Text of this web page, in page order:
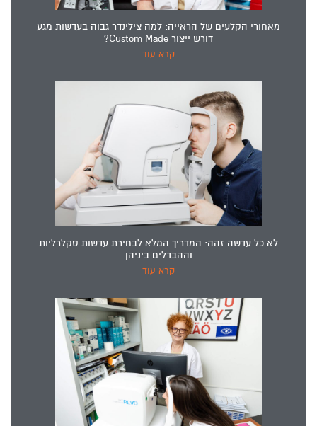
מאחורי הקלעים של הראייה: למה צילינדר גבוה בעדשות מגע
דורש ייצור Custom Made?
קרא עוד
לא כל עדשה זהה: המדריך המלא לבחירת עדשות סקלרליות
וההבדלים ביניהן
קרא עוד